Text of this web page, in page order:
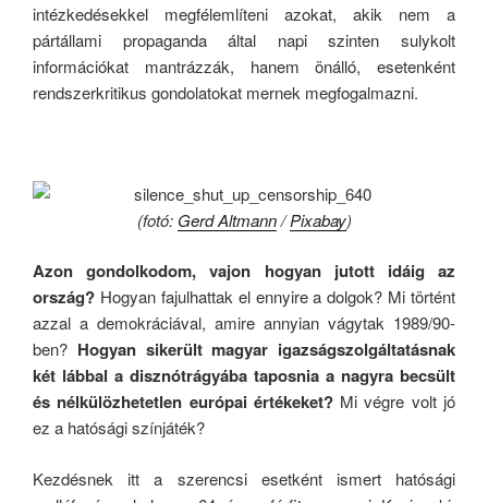
intézkedésekkel megfélemlíteni azokat, akik nem a
pártállami propaganda által napi szinten sulykolt
információkat mantrázzák, hanem önálló, esetenként
rendszerkritikus gondolatokat mernek megfogalmazni.
(fotó: Gerd Altmann/Pixabay)
Azon gondolkodom, vajon hogyan jutott idáig az
ország? Hogyan fajulhattak el ennyire a dolgok? Mi történt
azzal a demokráciával, amire annyian vágytak 1989/90-
ben? Hogyan sikerült magyar igazságszolgáltatásnak
két lábbal a disznótrágyába taposnia a nagyra becsült
és nélkülözhetetlen európai értékeket?Mi végre volt jó
ez a hatósági színjáték?
Kezdésnek itt a szerencsi esetként ismert hatósági